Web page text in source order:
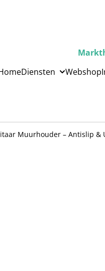
Diensten Webshop
Muurhouder – Antislip &